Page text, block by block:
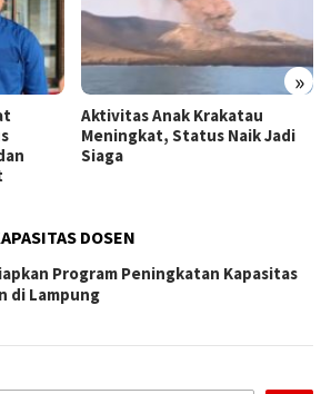
»
Aktivitas Anak Krakatau
Meningkat, Status Naik Jadi
Siaga
DOSEN
Program Peningkatan Kapasitas
di Lampung